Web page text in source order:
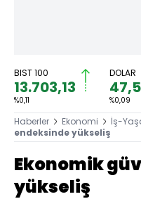
BIST 100
13.703,13
%0,11
DOLAR
%0,09
Haberler Ekonomi İş-
endeksinde yükseliş
Ekonomik
yükseliş